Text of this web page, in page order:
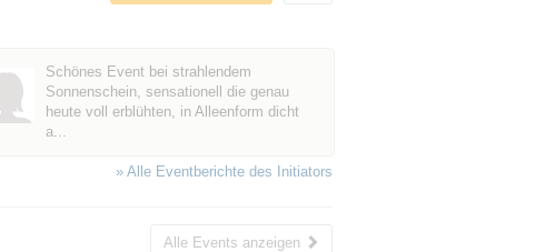
Schönes Event bei strahlendem
Sonnenschein, sensationell die genau
heute voll erblühten, in Alleenform dicht
a...
» Alle Eventberichte des Initiators
Alle Events anzeigen